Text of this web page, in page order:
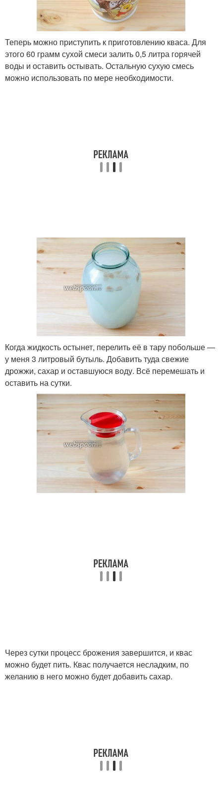
Теперь можно приступить к приготовлению кваса. Для
этого 60 грамм сухой смеси залить 0,5 литра горячей
воды и оставить остывать. Остальную сухую смесь
можно использовать по мере необходимости.
Когда жидкость остынет, перелить её в тару побольше —
у меня 3 литровый бутыль. Добавить туда свежие
дрожжи, сахар и оставшуюся воду. Всё перемешать и
оставить на сутки.
Через сутки процесс брожения завершится, и квас
можно будет пить. Квас получается несладким, по
желанию в него можно будет добавить сахар.